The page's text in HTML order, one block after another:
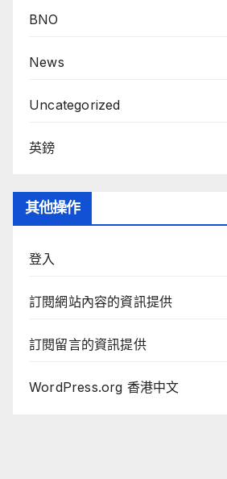
BNO
News
Uncategorized
英鎊
其他操作
登入
訂閱網站內容的資訊提供
訂閱留言的資訊提供
WordPress.org 香港中文